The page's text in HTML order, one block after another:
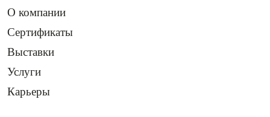
О компании
Сертификаты
Выставки
Услуги
Карьеры